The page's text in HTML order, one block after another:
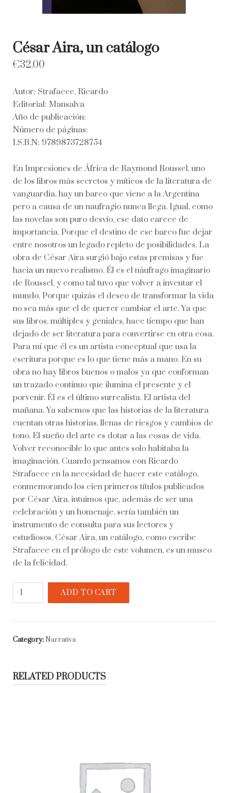
César Aira, un catálogo
€32.00
Autor: Strafacce, Ricardo
Editorial: Mansalva
Año de publicación:
Número de páginas:
I.S.B.N: 9789873728754
En Impresiones de África de Raymond Roussel, uno
de los libros más secretos y míticos de la literatura de
vanguardia, hay un barco que viene a la Argentina
pero a causa de un naufragio nunca llega. Igual, como
las novelas son puro desvío, ese dato carece de
importancia. Porque el destino de ese barco fue dejar
entre nosotros un legado repleto de posibilidades. La
obra de César Aira surgió bajo estas premisas y fue
hacia un nuevo realismo. Él es el náufrago imaginario
de Roussel, y como tal tuvo que volver a inventar el
mundo. Porque quizás el deseo de transformar la vida
no sea más que el de querer cambiar el arte. Ya que
sus libros, múltiples y geniales, hace tiempo que han
dejado de ser literatura para convertirse en otra cosa.
Para mí que él es un artista conceptual que usa la
escritura porque es lo que tiene más a mano. En su
obra no hay libros buenos o malos ya que conforman
un trazado continuo que ilumina el presente y el
porvenir. Él es el último surrealista. El artista del
mañana. Ya sabemos que las historias de la literatura
cuentan otras historias, llenas de riesgos y cambios de
tono. El sueño del arte es dotar a las cosas de vida.
Volver reconocible lo que antes solo habitaba la
imaginación. Cuando pensamos con Ricardo
Strafacce en la necesidad de hacer este catálogo,
conmemorando los cien primeros títulos publicados
por César Aira, intuimos que, además de ser una
celebración y un homenaje, sería también un
instrumento de consulta para sus lectores y
estudiosos. César Aira, un catálogo, como escribe
Strafacce en el prólogo de este volumen, es un museo
de la felicidad.
César
catálogo
quantity
ADD TO CART
Category:Narrativa
RELATED PRODUCTS